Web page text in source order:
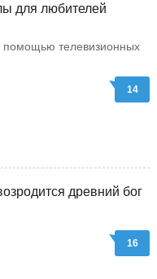
для любителей
помощью телевизионных
14
древний бог
16